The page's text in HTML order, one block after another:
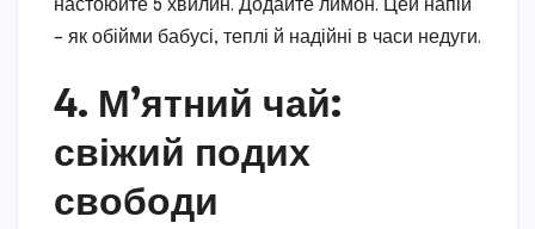
настоюйте 5 хвилин. Додайте лимон. Цей напій
– як обійми бабусі, теплі й надійні в часи недуги.
4. М’ятний чай:
свіжий подих
свободи